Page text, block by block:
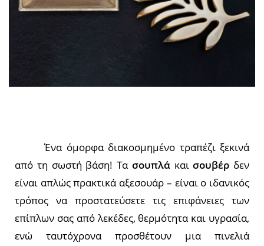
Ένα όμορφα διακοσμημένο τραπέζι ξεκινά
από τη σωστή βάση! Τα σουπλάκαισουβέρ δεν
είναι απλώς πρακτικά αξεσουάρ – είναι ο ιδανικός
τρόπος να προστατεύσετε τις επιφάνειες των
επίπλων σας από λεκέδες, θερμότητα και υγρασία,
ενώ ταυτόχρονα προσθέτουν μια πινελιά